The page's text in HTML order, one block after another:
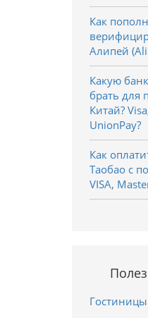
Как
Алипей
Какую
брать для
Китай?
UnionPay?
Как
Таобао с
VISA,